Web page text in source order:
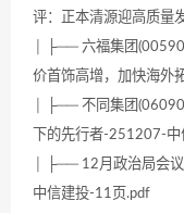
评：正本清源迎高质量
│ ├── 六福集团
价首饰高增，加快海外
│ ├── 不同集团
下的先行者-251207-
│ ├── 12月政治局会
中信建投-11页.pdf